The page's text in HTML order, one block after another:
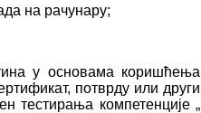
на рачунару;
у основама коришћења
потврду или други
тестирања компетенције „